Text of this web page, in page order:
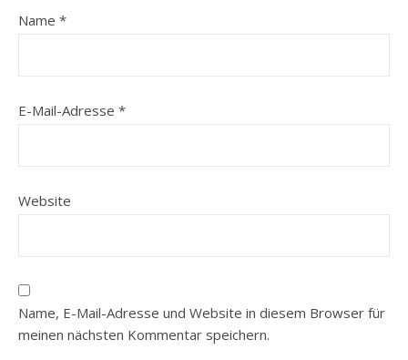
Name *
E-Mail-Adresse *
Website
Name, E-Mail-Adresse und Website in diesem Browser für
meinen nächsten Kommentar speichern.